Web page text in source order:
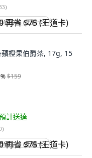
)
省 $75 (王道卡)
橙果伯爵茶, 17g, 15
%$159
計送達
)
省 $75 (王道卡)